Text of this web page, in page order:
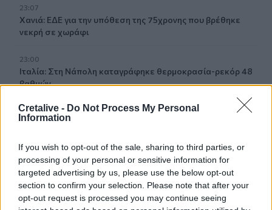
Cretalive - Do Not Process My Personal
Information
If you wish to opt-out of the sale, sharing to third parties, or
processing of your personal or sensitive information for
targeted advertising by us, please use the below opt-out
section to confirm your selection. Please note that after your
opt-out request is processed you may continue seeing
23:07
Χανιά: ΕΔΕ για την υπόθεση της 75χρονης που βρέθηκε
νεκρή σε χωράφι
23:00
Ιταλία: Στη Νάπολη καταγράφηκε θερμοκρασία-ρεκόρ 48
βαθμών
22:32
Υπόθεση Marfin: Έφθασε στην Ελλάδα η 46χρονη
22:30
Αυτές είναι οι πιο επικίνδυνες εβδομάδες για μεγάλες
πυρκαγιές